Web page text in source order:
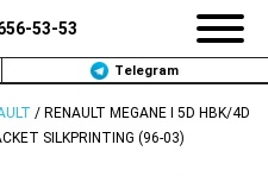
53-53
Telegram
/ RENAULT MEGANE I 5D HBK/4D
SILKPRINTING (96-03)